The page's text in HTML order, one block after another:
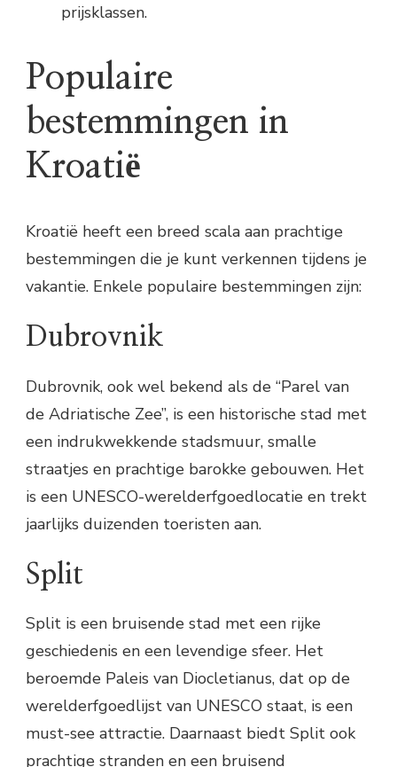
prijsklassen.
Populaire
bestemmingen in
Kroatië
Kroatië heeft een breed scala aan prachtige
bestemmingen die je kunt verkennen tijdens je
vakantie. Enkele populaire bestemmingen zijn:
Dubrovnik
Dubrovnik, ook wel bekend als de “Parel van
de Adriatische Zee”, is een historische stad met
een indrukwekkende stadsmuur, smalle
straatjes en prachtige barokke gebouwen. Het
is een UNESCO-werelderfgoedlocatie en trekt
jaarlijks duizenden toeristen aan.
Split
Split is een bruisende stad met een rijke
geschiedenis en een levendige sfeer. Het
beroemde Paleis van Diocletianus, dat op de
werelderfgoedlijst van UNESCO staat, is een
must-see attractie. Daarnaast biedt Split ook
prachtige stranden en een bruisend